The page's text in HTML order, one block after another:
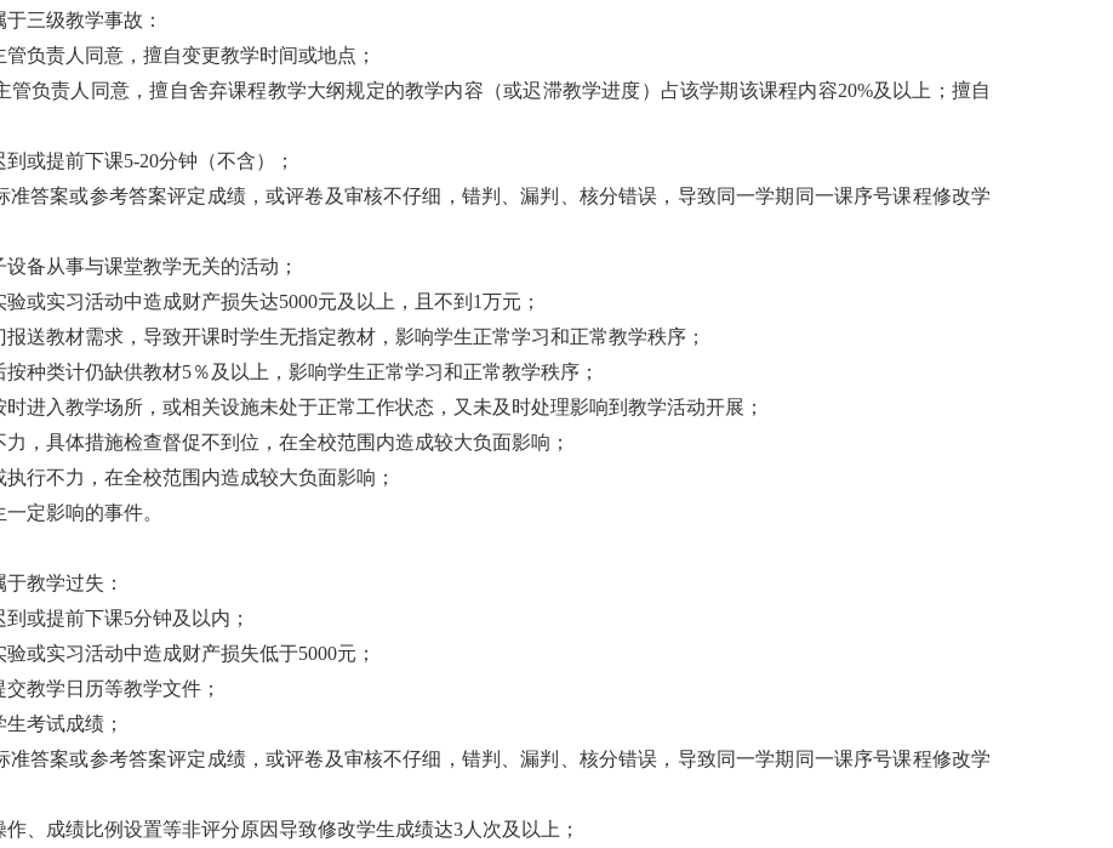
三级教学事故：
负责人同意，擅自变更教学时间或地点；
管负责人同意，擅自舍弃课程教学大纲规定的教学内容（或迟滞教学进度）占该学期该课程内容20%及以上；擅自
或提前下课5-20分钟（不含）；
准答案或参考答案评定成绩，或评卷及审核不仔细，错判、漏判、核分错误，导致同一学期同一课序号课程修改学
备从事与课堂教学无关的活动；
或实习活动中造成财产损失达5000元及以上，且不到1万元；
送教材需求，导致开课时学生无指定教材，影响学生正常学习和正常教学秩序；
种类计仍缺供教材5％及以上，影响学生正常学习和正常教学秩序；
时进入教学场所，或相关设施未处于正常工作状态，又未及时处理影响到教学活动开展；
，具体措施检查督促不到位，在全校范围内造成较大负面影响；
行不力，在全校范围内造成较大负面影响；
定影响的事件。
教学过失：
或提前下课5分钟及以内；
或实习活动中造成财产损失低于5000元；
教学日历等教学文件；
考试成绩；
准答案或参考答案评定成绩，或评卷及审核不仔细，错判、漏判、核分错误，导致同一学期同一课序号课程修改学
、成绩比例设置等非评分原因导致修改学生成绩达3人次及以上；